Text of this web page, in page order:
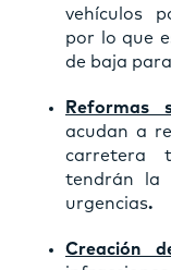
vehículos
por lo que
de baja
Reformas
acudan a
carretera
tendrán la
urgencias.
Creación